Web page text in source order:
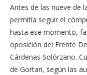
Antes de las nueve de
permitía seguir el
hasta ese momento,
oposición del Frente
Cárdenas Solórzano.
de Gortari, según las